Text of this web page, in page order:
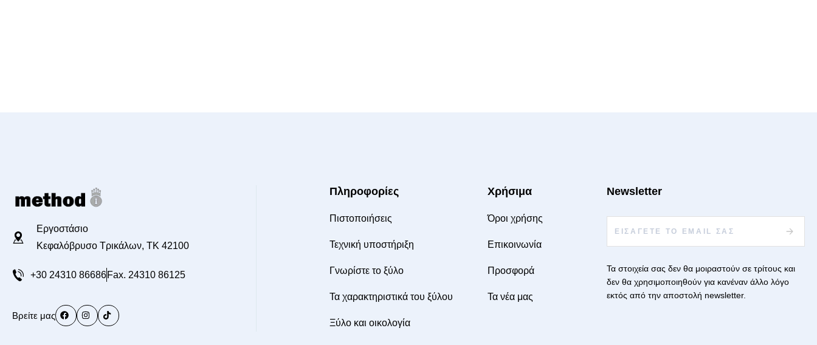
Εργοστάσιο
Κεφαλόβρυσο Τρικάλων, TK 42100
+30 24310 86686Fax. 24310 86125
Βρείτε μας
Πληροφορίες
Πιστοποιήσεις
Τεχνική υποστήριξη
Γνωρίστε το ξύλο
Τα χαρακτηριστικά του ξύλου
Ξύλο και οικολογία
Χρήσιμα
Όροι χρήσης
Επικοινωνία
Προσφορά
Τα νέα μας
Newsletter
Τα στοιχεία σας δεν θα μοιραστούν σε τρίτους και
δεν θα χρησιμοποιηθούν για κανέναν άλλο λόγο
εκτός από την αποστολή newsletter.